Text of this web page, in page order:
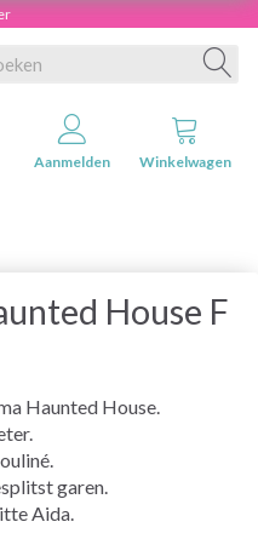
Aanmelden Winkelwagen
House F
Haunted House.
garen.
Aida.